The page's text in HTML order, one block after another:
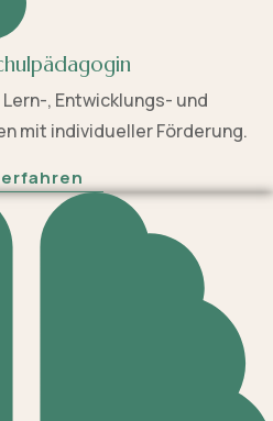
, Entwicklungs- und
mit individueller Förderung.